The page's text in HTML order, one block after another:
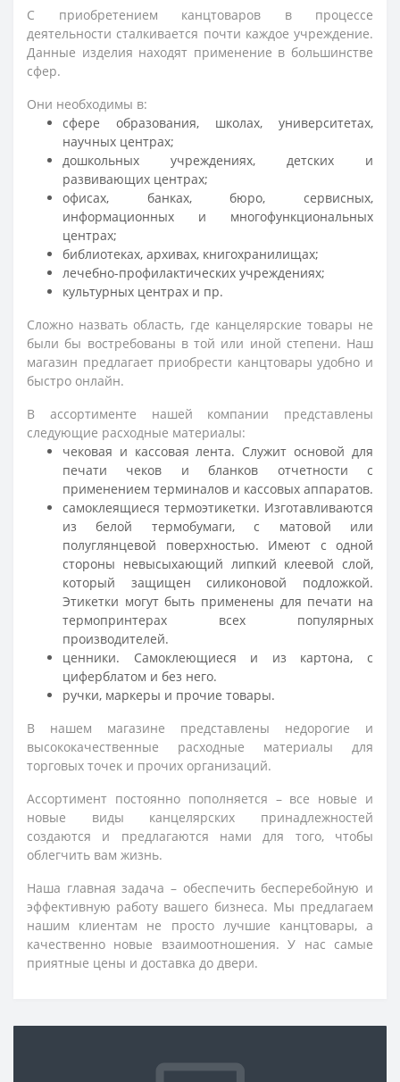
С приобретением канцтоваров в процессе
деятельности сталкивается почти каждое учреждение.
Данные изделия находят применение в большинстве
сфер.
Они необходимы в:
сфере образования, школах, университетах,
научных центрах;
дошкольных учреждениях, детских и
развивающих центрах;
офисах, банках, бюро, сервисных,
информационных и многофункциональных
центрах;
библиотеках, архивах, книгохранилищах;
лечебно-профилактических учреждениях;
культурных центрах и пр.
Сложно назвать область, где канцелярские товары не
были бы востребованы в той или иной степени. Наш
магазин предлагает приобрести канцтовары удобно и
быстро онлайн.
В ассортименте нашей компании представлены
следующие расходные материалы:
чековая и кассовая лента. Служит основой для
печати чеков и бланков отчетности с
применением терминалов и кассовых аппаратов.
самоклеящиеся термоэтикетки. Изготавливаются
из белой термобумаги, с матовой или
полуглянцевой поверхностью. Имеют с одной
стороны невысыхающий липкий клеевой слой,
который защищен силиконовой подложкой.
Этикетки могут быть применены для печати на
термопринтерах всех популярных
производителей.
ценники. Самоклеющиеся и из картона, с
циферблатом и без него.
ручки, маркеры и прочие товары.
В нашем магазине представлены недорогие и
высококачественные расходные материалы для
торговых точек и прочих организаций.
Ассортимент постоянно пополняется – все новые и
новые виды канцелярских принадлежностей
создаются и предлагаются нами для того, чтобы
облегчить вам жизнь.
Наша главная задача – обеспечить бесперебойную и
эффективную работу вашего бизнеса. Мы предлагаем
нашим клиентам не просто лучшие канцтовары, а
качественно новые взаимоотношения. У нас самые
приятные цены и доставка до двери.